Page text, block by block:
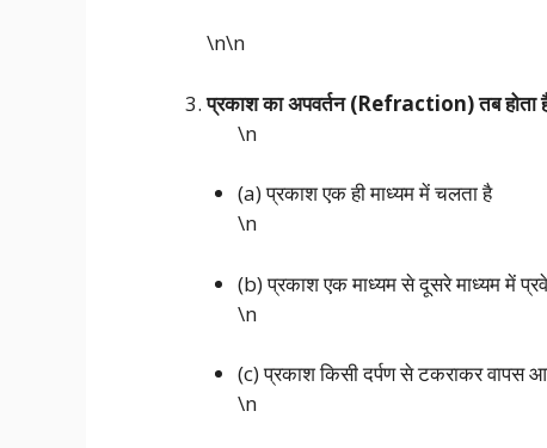
\n\n
प्रकाश का अपवर्तन (Refraction) तब होता
\n
(a) प्रकाश एक ही माध्यम में चलता है
\n
(b) प्रकाश एक माध्यम से दूसरे माध्यम में
\n
(c) प्रकाश किसी दर्पण से टकराकर वापस
\n